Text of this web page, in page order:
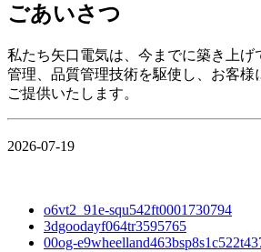
ごあいさつ
私たち矢口電気は、今までに築き上げ
管理、品質管理技術を駆使し、お客様
ご提供いたします。
2026-07-19
o6vt2_91e-squ542ft0001730794
3dgoodayf064tr3595765
00og-